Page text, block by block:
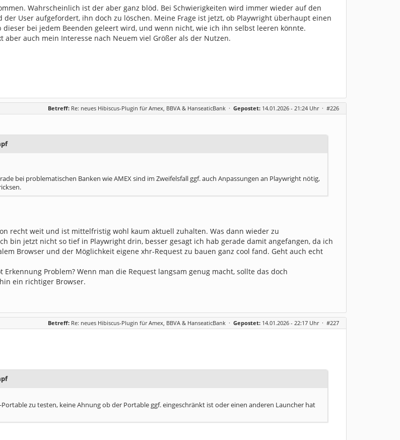
Wahrscheinlich ist der aber ganz blöd. Bei Schwierigkeiten wird immer wieder auf den
der User aufgefordert, ihn doch zu löschen. Meine Frage ist jetzt, ob Playwright überhaupt einen
dieser bei jedem Beenden geleert wird, und wenn nicht, wie ich ihn selbst leeren könnte.
aber auch mein Interesse nach Neuem viel Größer als der Nutzen.
Betreff: Re: neues Hibiscus-Plugin für Amex, BBVA & HanseaticBank · Gepostet: 14.01.2026 - 21:24 Uhr · #226
bei problematischen Banken wie AMEX sind im Zweifelsfall ggf. auch Anpassungen an Playwright nötig,
recht weit und ist mittelfristig wohl kaum aktuell zuhalten. Was dann wieder zu
bin jetzt nicht so tief in Playwright drin, besser gesagt ich hab gerade damit angefangen, da ich
Browser und der Möglichkeit eigene xhr-Request zu bauen ganz cool fand. Geht auch echt
Problem? Wenn man die Request langsam genug macht, sollte das doch
ein richtiger Browser.
Betreff: Re: neues Hibiscus-Plugin für Amex, BBVA & HanseaticBank · Gepostet: 14.01.2026 - 22:17 Uhr · #227
zu testen, keine Ahnung ob der Portable ggf. eingeschränkt ist oder einen anderen Launcher hat